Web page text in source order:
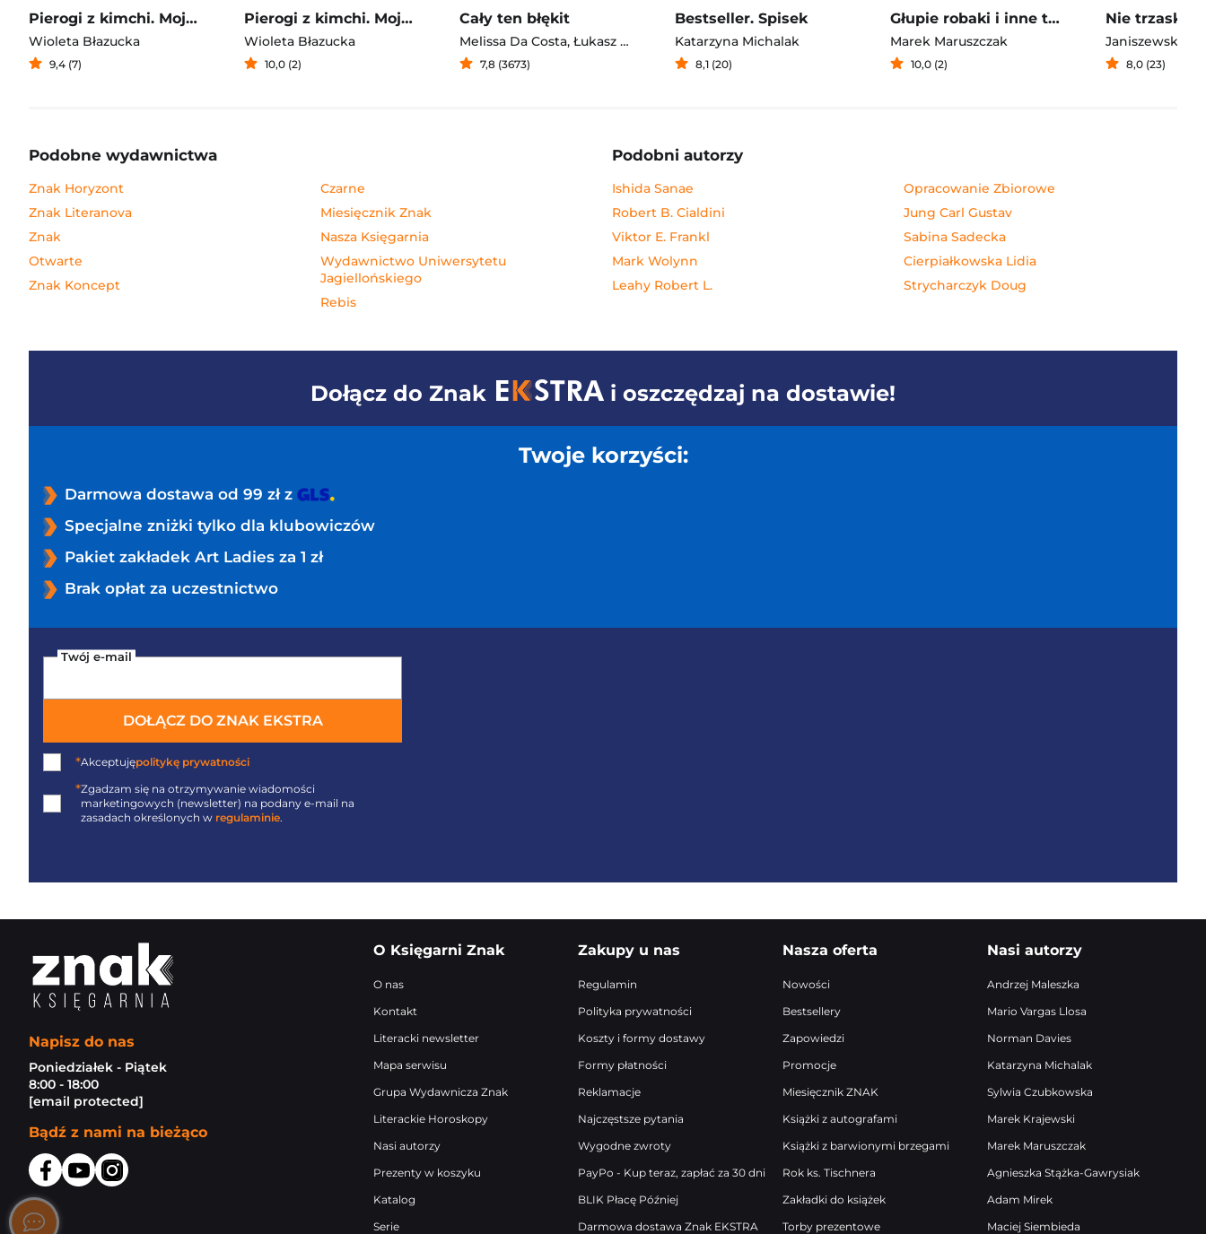
Pierogi z kimchi. Moje ulubione azjatyckie przepisy
Wioleta Błazucka
9,4 (7)
Pierogi z kimchi. Moje ulubione azjatyckie przepisy - książka z autografem
Wioleta Błazucka
10,0 (2)
Cały ten błękit
Melissa Da Costa, Łukasz Müller
7,8 (3673)
Bestseller. Spisek
Katarzyna Michalak
8,1 (20)
Głupie robaki i inne takie Polski
Marek Maruszczak
10,0 (2)
Janiszewska
8,0 (23)
Podobne wydawnictwa
Znak Horyzont
Znak Literanova
Znak
Otwarte
Znak Koncept
Czarne
Miesięcznik Znak
Nasza Księgarnia
Wydawnictwo Uniwersytetu
Jagiellońskiego
Rebis
Podobni autorzy
Ishida Sanae
Robert B. Cialdini
Viktor E. Frankl
Mark Wolynn
Leahy Robert L.
Opracowanie Zbiorowe
Jung Carl Gustav
Sabina Sadecka
Cierpiałkowska Lidia
Strycharczyk Doug
Dołącz do Znak i oszczędzaj na dostawie!
Twoje korzyści:
Darmowa dostawa od 99 zł z
Specjalne zniżki tylko dla klubowiczów
Pakiet zakładek Art Ladies za 1 zł
Brak opłat za uczestnictwo
Twój e-mail
DOŁĄCZ DO ZNAK EKSTRA
*Akceptujępolitykę prywatności
*Zgadzam się na otrzymywanie wiadomości
marketingowych (newsletter) na podany e-mail na
zasadach określonych w regulaminie.
Napisz do nas
Poniedziałek - Piątek
8:00 - 18:00
[email protected]
Bądź z nami na bieżąco
O Księgarni Znak
O nas
Kontakt
Literacki newsletter
Mapa serwisu
Grupa Wydawnicza Znak
Literackie Horoskopy
Nasi autorzy
Prezenty w koszyku
Katalog
Serie
Zakupy u nas
Regulamin
Polityka prywatności
Koszty i formy dostawy
Formy płatności
Reklamacje
Najczęstsze pytania
Wygodne zwroty
PayPo - Kup teraz, zapłać za 30 dni
BLIK Płacę Później
Darmowa dostawa Znak EKSTRA
Nasza oferta
Nowości
Bestsellery
Zapowiedzi
Promocje
Miesięcznik ZNAK
Książki z autografami
Książki z barwionymi brzegami
Rok ks. Tischnera
Zakładki do książek
Torby prezentowe
Nasi autorzy
Andrzej Maleszka
Mario Vargas Llosa
Norman Davies
Katarzyna Michalak
Sylwia Czubkowska
Marek Krajewski
Marek Maruszczak
Agnieszka Stążka-Gawrysiak
Adam Mirek
Maciej Siembieda